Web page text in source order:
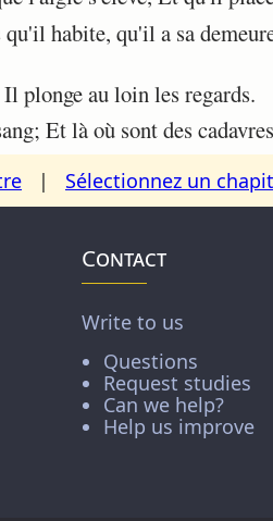
habite, qu'il a sa
plonge au loin les regards.
Et là où sont des
| Sélectionnez un
Contact
Write to us
Questions
Request studies
Can we help?
Help us improve